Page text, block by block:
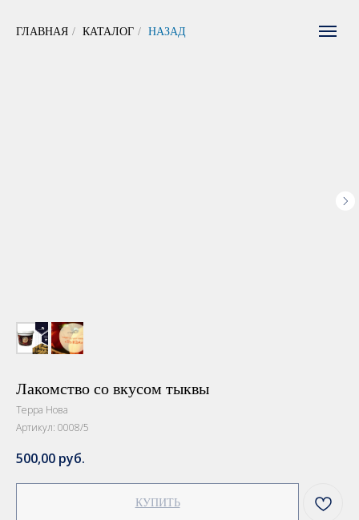
ГЛАВНАЯ / КАТАЛОГ / НАЗАД
Лакомство со вкусом тыквы
Терра Нова
Артикул: 0008/5
500,00 руб.
КУПИТЬ